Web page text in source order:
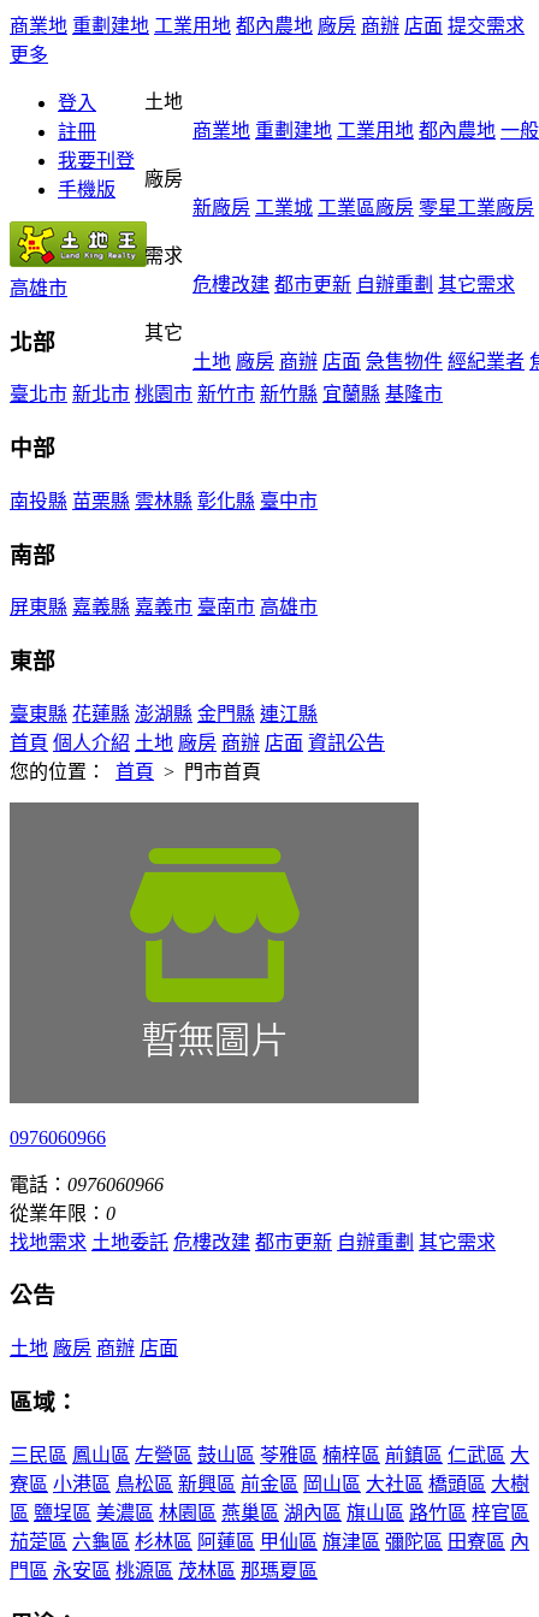
商業地 重劃建地 工業用地 都內農地 廠房 商辦 店面 提交需求
更多
土地
商業地 重劃建地 工業用地 都內農地 一
廠房
新廠房 工業城 工業區廠房 零星工業廠房
需求
危樓改建 都市更新 自辦重劃 其它需求
其它
土地 廠房 商辦 店面 急售物件 經紀業者
登入
註冊
我要刊登
手機版
高雄市
北部
臺北市 新北市 桃園市 新竹市 新竹縣 宜蘭縣 基隆市
中部
南投縣 苗栗縣 雲林縣 彰化縣 臺中市
南部
屏東縣 嘉義縣 嘉義市 臺南市 高雄市
東部
臺東縣 花蓮縣 澎湖縣 金門縣 連江縣
首頁 個人介紹 土地 廠房 商辦 店面 資訊公告
您的位置： 首頁 > 門市首頁
0976060966
電話： 0976060966
從業年限： 0
找地需求 土地委託 危樓改建 都市更新 自辦重劃 其它需求
公告
土地 廠房 商辦 店面
區域：
三民區 鳳山區 左營區 鼓山區 苓雅區 楠梓區 前鎮區 仁武區 大
寮區 小港區 鳥松區 新興區 前金區 岡山區 大社區 橋頭區 大樹
區 鹽埕區 美濃區 林園區 燕巢區 湖內區 旗山區 路竹區 梓官區
茄萣區 六龜區 杉林區 阿蓮區 甲仙區 旗津區 彌陀區 田寮區 內
門區 永安區 桃源區 茂林區 那瑪夏區